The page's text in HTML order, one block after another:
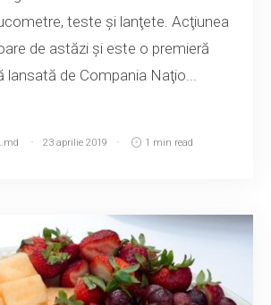
teste şi lanţete. Acţiunea
de astăzi și este o premieră
lansată de Compania Naţio...
23 aprilie 2019 1 min read